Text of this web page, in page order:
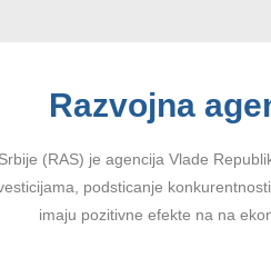
Razvojna
(RAS) je agencija Vlade
podsticanje
imaju pozitivne efekte na na